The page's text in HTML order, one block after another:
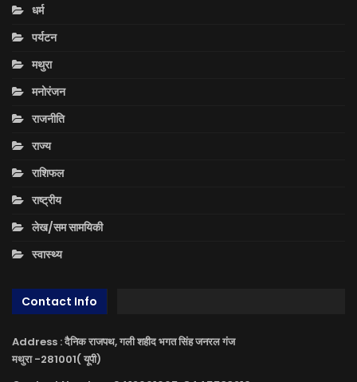
धर्म
पर्यटन
मथुरा
मनोरंजन
राजनीति
राज्य
राशिफल
राष्ट्रीय
लेख/सम सामयिकी
स्वास्थ्य
Contact Info
Address : दैनिक राजपथ, गली शहीद भगत सिंह जनरल गंज
मथुरा -281001( यूपी)